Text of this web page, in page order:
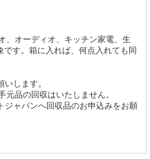
、オーディオ、キッチン家電、生
す。箱に入れば、何点入れても同
します。
品の回収はいたしません。
ャパンへ回収品のお申込みをお願